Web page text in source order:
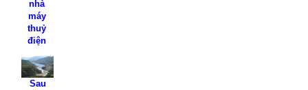
nhà
máy
thuỷ
điện
Sau